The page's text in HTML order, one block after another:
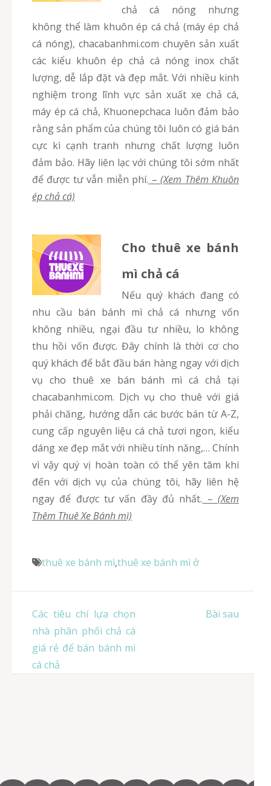
chả cá nóng nhưng
không thể làm khuôn ép cá chả (máy ép chả
cá nóng), chacabanhmi.com chuyên sản xuất
các kiểu khuôn ép chả cá nóng inox chất
lượng, dễ lắp đặt và đẹp mắt. Với nhiều kinh
nghiệm trong lĩnh vực sản xuất xe chả cá,
máy ép cá chả, Khuonepchaca luôn đảm bảo
rằng sản phẩm của chúng tôi luôn có giá bán
cực kì cạnh tranh nhưng chất lượng luôn
đảm bảo. Hãy liên lạc với chúng tôi sớm nhất
để được tư vẫn miễn phí. –(Xem Thêm Khuôn
ép chả cá)
Cho thuê xe bánh
mì chả cá
Nếu quý khách đang có
nhu cầu bán bánh mì chả cá nhưng vốn
không nhiều, ngại đầu tư nhiều, lo không
thu hồi vốn được. Đây chính là thời cơ cho
quý khách để bắt đầu bán hàng ngay với dịch
vụ cho thuê xe bán bánh mì cá chả tại
chacabanhmi.com. Dịch vụ cho thuê với giá
phải chăng, hướng dẫn các bước bán từ A-Z,
cung cấp nguyên liệu cá chả tươi ngon, kiểu
dáng xe đẹp mắt với nhiều tính năng,… Chính
vì vậy quý vị hoàn toàn có thể yên tâm khi
đến với dịch vụ của chúng tôi, hãy liên hệ
ngay để được tư vấn đầy đủ nhất. –(Xem
Thêm Thuê Xe Bánh mì)
thuê xe bánh mì,thuê xe bánh mì ở
Điều
hướng
bài
viết
Các tiêu chí lựa chọn
nhà phân phối chả cá
giá rẻ để bán bánh mì
cá chả
Bài sau